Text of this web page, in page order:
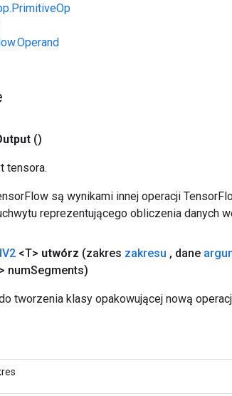
()
tensora.
są wynikami innej operacji
reprezentującego obliczenia danych
V2 <T> utwórz (zakres zakresu , dane
numSegments)
tworzenia klasy opakowującej nową